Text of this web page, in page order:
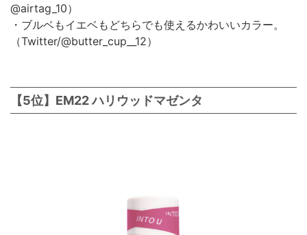
@airtag_10）
・ブルベもイエベもどちらでも使えるかわいいカラー。
（Twitter/@butter_cup__12）
【5位】EM22 ハリウッドマゼンタ